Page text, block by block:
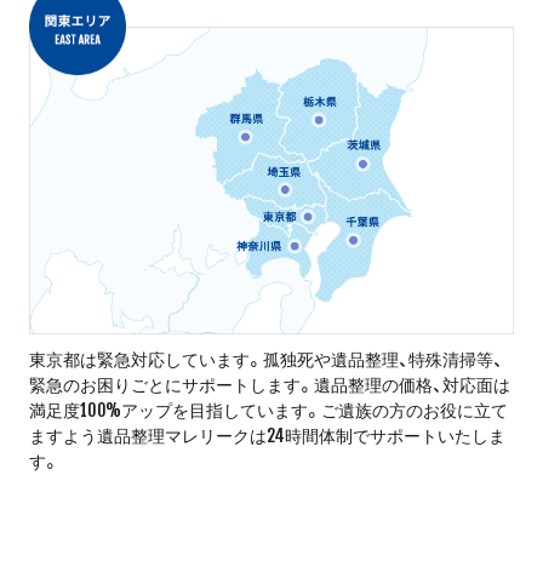
東京都は緊急対応しています。孤独死や遺品整理、特殊清掃等、
緊急のお困りごとにサポートします。遺品整理の価格、対応面は
満足度100%アップを目指しています。ご遺族の方のお役に立て
ますよう遺品整理マレリークは24時間体制でサポートいたしま
す。